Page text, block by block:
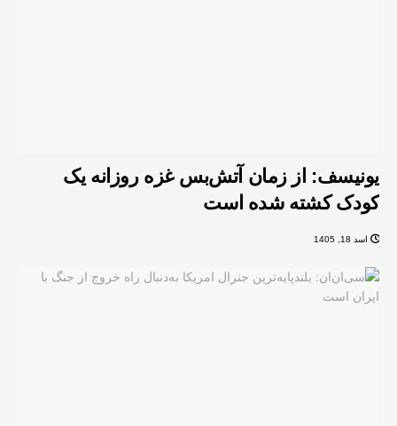
یونیسف: از زمان آتش‌بس غزه روزانه یک
کودک کشته شده است
اسد 18, 1405